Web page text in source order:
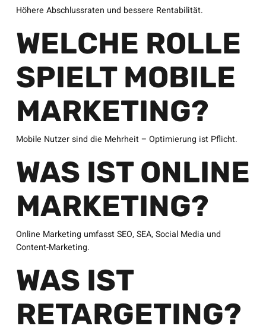
Höhere Abschlussraten und bessere Rentabilität.
WELCHE ROLLE
SPIELT MOBILE
MARKETING?
Mobile Nutzer sind die Mehrheit – Optimierung ist Pflicht.
WAS IST ONLINE
MARKETING?
Online Marketing umfasst SEO, SEA, Social Media und
Content-Marketing.
WAS IST
RETARGETING?